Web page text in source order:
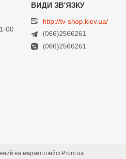
00
http://tv-shop.kiev.ua/
(066)2566261
(066)2566261
на маркетплейсі Prom.ua